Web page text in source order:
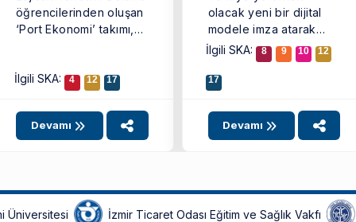
öğrencilerinden oluşan
‘Port Ekonomi’ takımı,
aldığı ...
İlgili SKA: 4 12 17
Devamı
olacak yeni bir dijital
modele imza atarak
‘EKOMOD’ adlı yazılımı
geliştirdi. İEÜ’lü
akademisyenlerin ...
İlgili SKA: 8 9 10 12
17
Devamı
Üniversitesi İzmir Ticaret Odası Eğitim ve Sağlık Vakfı